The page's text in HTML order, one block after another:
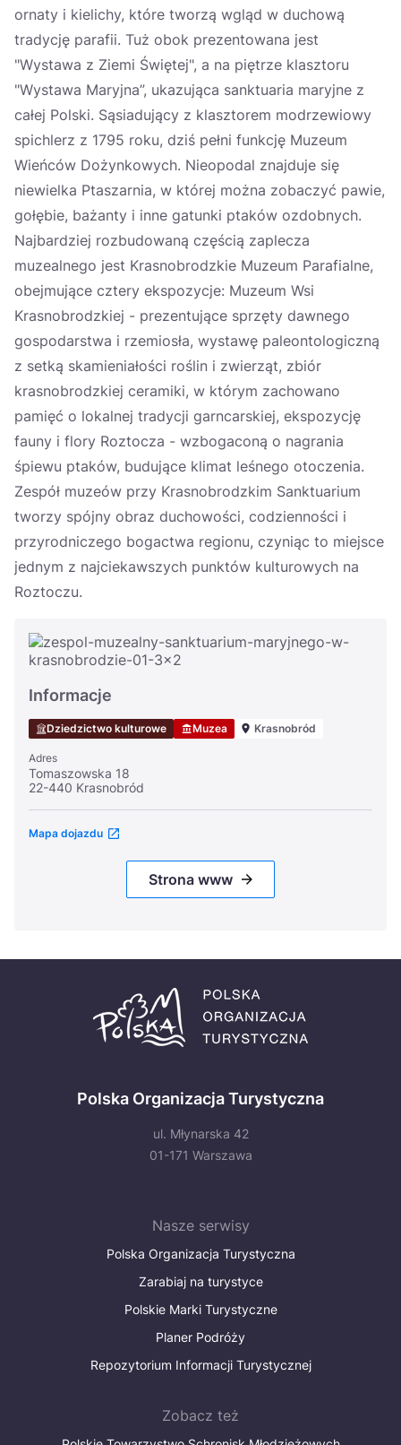
ornaty i kielichy, które tworzą wgląd w duchową
tradycję parafii. Tuż obok prezentowana jest
"Wystawa z Ziemi Świętej", a na piętrze klasztoru
"Wystawa Maryjna”, ukazująca sanktuaria maryjne z
całej Polski. Sąsiadujący z klasztorem modrzewiowy
spichlerz z 1795 roku, dziś pełni funkcję Muzeum
Wieńców Dożynkowych. Nieopodal znajduje się
niewielka Ptaszarnia, w której można zobaczyć pawie,
gołębie, bażanty i inne gatunki ptaków ozdobnych.
Najbardziej rozbudowaną częścią zaplecza
muzealnego jest Krasnobrodzkie Muzeum Parafialne,
obejmujące cztery ekspozycje: Muzeum Wsi
Krasnobrodzkiej - prezentujące sprzęty dawnego
gospodarstwa i rzemiosła, wystawę paleontologiczną
z setką skamieniałości roślin i zwierząt, zbiór
krasnobrodzkiej ceramiki, w którym zachowano
pamięć o lokalnej tradycji garncarskiej, ekspozycję
fauny i flory Roztocza - wzbogaconą o nagrania
śpiewu ptaków, budujące klimat leśnego otoczenia.
Zespół muzeów przy Krasnobrodzkim Sanktuarium
tworzy spójny obraz duchowości, codzienności i
przyrodniczego bogactwa regionu, czyniąc to miejsce
jednym z najciekawszych punktów kulturowych na
Roztoczu.
Informacje
Dziedzictwo kulturowe Muzea Krasnobród
Adres
Tomaszowska 18
22-440 Krasnobród
Mapa dojazdu
Strona www
Polska Organizacja Turystyczna
ul. Młynarska 42
01-171 Warszawa
Nasze serwisy
Polska Organizacja Turystyczna
Zarabiaj na turystyce
Polskie Marki Turystyczne
Planer Podróży
Repozytorium Informacji Turystycznej
Zobacz też